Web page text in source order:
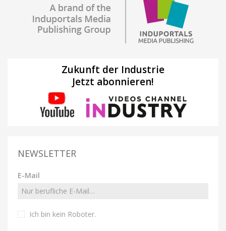
Zukunft der Industrie
Jetzt abonnieren!
NEWSLETTER
E-Mail
Ich bin kein Roboter.